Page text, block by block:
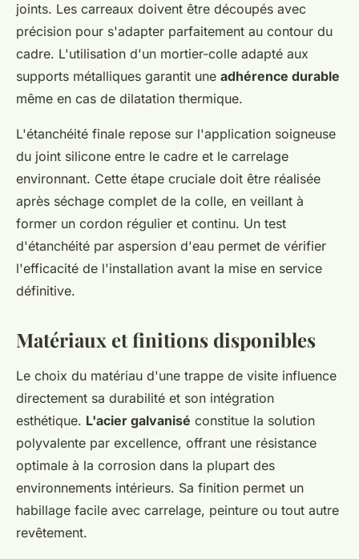
joints. Les carreaux doivent être découpés avec
précision pour s'adapter parfaitement au contour du
cadre. L'utilisation d'un mortier-colle adapté aux
supports métalliques garantit une adhérence durable
même en cas de dilatation thermique.
L'étanchéité finale repose sur l'application soigneuse
du joint silicone entre le cadre et le carrelage
environnant. Cette étape cruciale doit être réalisée
après séchage complet de la colle, en veillant à
former un cordon régulier et continu. Un test
d'étanchéité par aspersion d'eau permet de vérifier
l'efficacité de l'installation avant la mise en service
définitive.
Matériaux et finitions disponibles
Le choix du matériau d'une trappe de visite influence
directement sa durabilité et son intégration
esthétique. L'acier galvanisé constitue la solution
polyvalente par excellence, offrant une résistance
optimale à la corrosion dans la plupart des
environnements intérieurs. Sa finition permet un
habillage facile avec carrelage, peinture ou tout autre
revêtement.